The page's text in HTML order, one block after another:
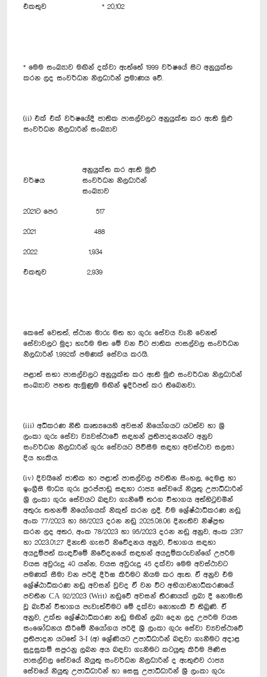
එකතුව * 20,102
* මෙම සංඛ්‍යාව මඟින් දක්වා ඇත්තේ 1999 වර්ෂයේ සිට අනුයුක්ත
කරන ලද සංවර්ධන නිලධාරින් ප්‍රමාණය වේ.
(ii) එක් එක් වර්ෂයේදී ජාතික පාසල්වලට අනුයුක්ත කර ඇති මුළු
සංවර්ධන නිලධාරින් සංඛ්‍යාව
වර්ෂය
අනුයුක්ත කර ඇති මුළු
සංවර්ධන නිලධාරින්
සංඛ්‍යාව
2021ට පෙර 517
2021 488
2022 1,934
එකතුව 2,939
කෙසේ වෙතත්, ස්ථාන මාරු මත හා ගුරු සේවය වැනි වෙනත්
සේවාවලට මුදා හැරීම මත මේ වන විට ජාතික පාසල්වල සංවර්ධන
නිලධාරින් 1,992ක් පමණක් සේවය කරයි.
පළාත් සභා පාසල්වලට අනුයුක්ත කර ඇති මුළු සංවර්ධන නිලධාරින්
සංඛ්‍යාව පහත ඇමුණුම මඟින් ඉදිරිපත් කර තිබෙනවා.
(iii) අධිකරණ නීති කෘත්‍යයෙහි අවසන් නියෝගයට යටත්ව හා ශ්‍රී
ලංකා ගුරු සේවා ව්‍යවස්ථාවේ සඳහන් ප්‍රතිපාදනයන්ට අනුව
සංවර්ධන නිලධාරින් ගුරු සේවයට පිවිසීම සඳහා අවස්ථාව සලසා
දිය හැකිය.
(iv) දිවයිනේ ජාතික හා පළාත් පාසල්වල පවතින සිංහල, දෙමළ හා
ඉංග්‍රීසි මාධ්‍ය ගුරු පුරප්පාඩු සඳහා රාජ්‍ය සේවයේ නියුතු උපාධිධාරින්
ශ්‍රී ලංකා ගුරු සේවයට බඳවා ගැනීමේ තරග විභාගය අත්හිටුවමින්
අතුරු තහනම් නි‍යෝගයක් නිකුත් කරන ලදී. එම ශ්‍රේෂ්ඨාධිකරණ නඩු
අංක 77/2023 හා 88/2023 දරන නඩු 2025.08.06 දිනැතිව නිෂ්ප්‍රභ
කරන ලද අතර, අංක 78/2023 හා 95/2023 දරන නඩු අනුව, අංක 2317
හා 2023.01.27 දිනැති ගැසට් නිවේදනය අනුව, විභාගය සඳහා
අයදුම්පත් කැඳවීමේ නිවේදනයේ සඳහන් අයදුම්කරුවන්ගේ උපරිම
වයස අවුරුදු 40 යන්න, වයස අවුරුදු 45 දක්වා මෙම අවස්ථාවට
පමණක් සීමා වන පරිදි දීර්ඝ කිරීමට නියම කර ඇත. ඒ අනුව එම
ශ්‍රේෂ්ඨාධිකරණ නඩු අවසන් වුවද ඒ වන විට අභියාචනාධිකරණයේ
පවතින CA 92/2023 (Writ) නඩුවේ අවසන් තීරණයක් ලබා දී නොමැති
වූ බැවින් විභාගය පැවැත්වීමට මේ දක්වා නොහැකි වී තිබුණි. ඒ
අනුව, උක්ත ශ්‍රේෂ්ඨාධිකරණ නඩු මඟින් ලබා දෙන ලද උපරිම වයස
සංශෝධනය කිරීමේ නියෝගය පරිදි ශ්‍රී ලංකා ගුරු සේවා ව්‍යවස්ථාවේ
ප්‍රතිපාදන යටතේ 3-I (අ) ශ්‍රේණියට උපාධිධාරින් බඳවා ගැනීමට අදාළ
සුදුසුකම් සපුරනු ලබන අය බඳවා ගැනීමට කටයුතු කිරීම පිණිස
පාසල්වල සේවයේ නියුතු සංවර්ධන නිලධාරින් ද ඇතුළුව රාජ්‍ය
සේවයේ නියුතු උපාධිධාරින් හා සෙසු උපාධිධාරින් ශ්‍රී ලංකා ගුරු